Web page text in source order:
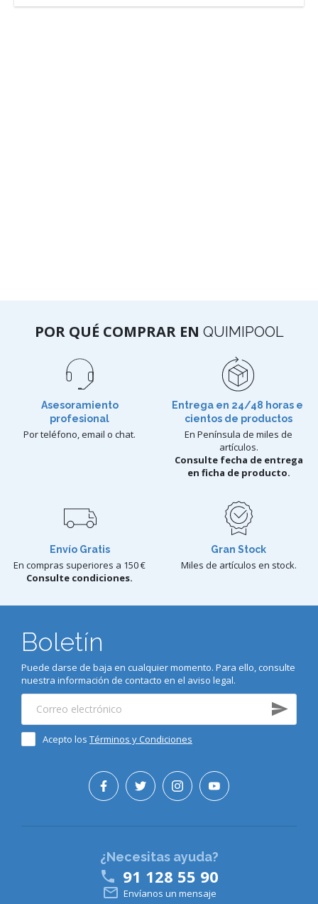
POR QUÉ COMPRAR EN QUIMIPOOL
Asesoramiento
profesional
Por teléfono, email o chat.
Entrega en 24/48 horas e
cientos de productos
En Península de miles de
artículos.
Consulte fecha de entrega
en ficha de producto.
Envío Gratis
En compras superiores a 150 €
Consulte condiciones.
Gran Stock
Miles de artículos en stock.
Boletín
Puede darse de baja en cualquier momento. Para ello, consulte
nuestra información de contacto en el aviso legal.
Acepto los Términos y Condiciones
¿Necesitas ayuda?
 91 128 55 90
 Envíanos un mensaje